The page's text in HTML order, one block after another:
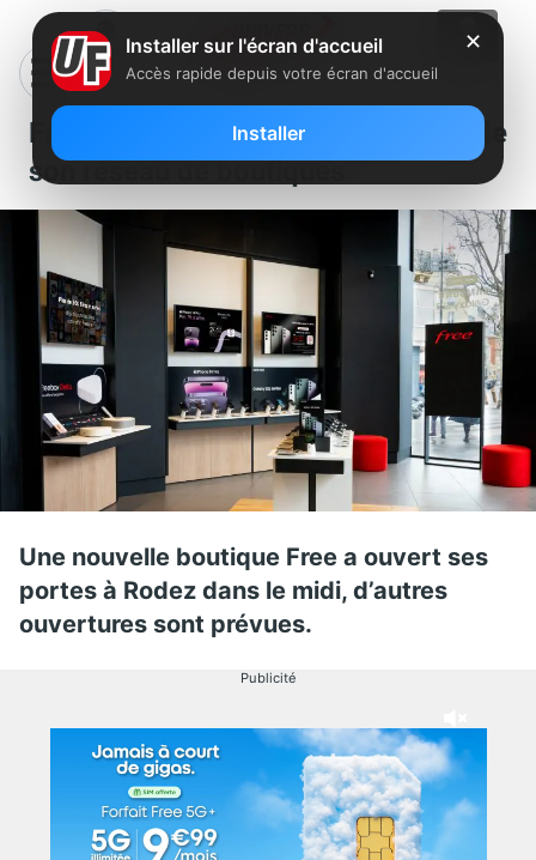
Free continue le développement de
son réseau de boutiques
Une nouvelle boutique Free a ouvert ses
portes à Rodez dans le midi, d’autres
ouvertures sont prévues.
Publicité
✕
Installer sur l'écran d'accueil
Accès rapide depuis votre écran d'accueil
Installer